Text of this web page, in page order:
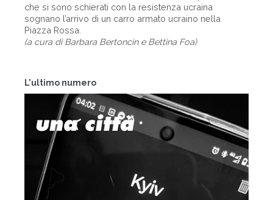
L'ultimo numero
che si sono schierati con la resistenza ucraina
sognano l’arrivo di un carro armato ucraino nella
Piazza Rossa.
(a cura di Barbara Bertoncin e Bettina Foa)